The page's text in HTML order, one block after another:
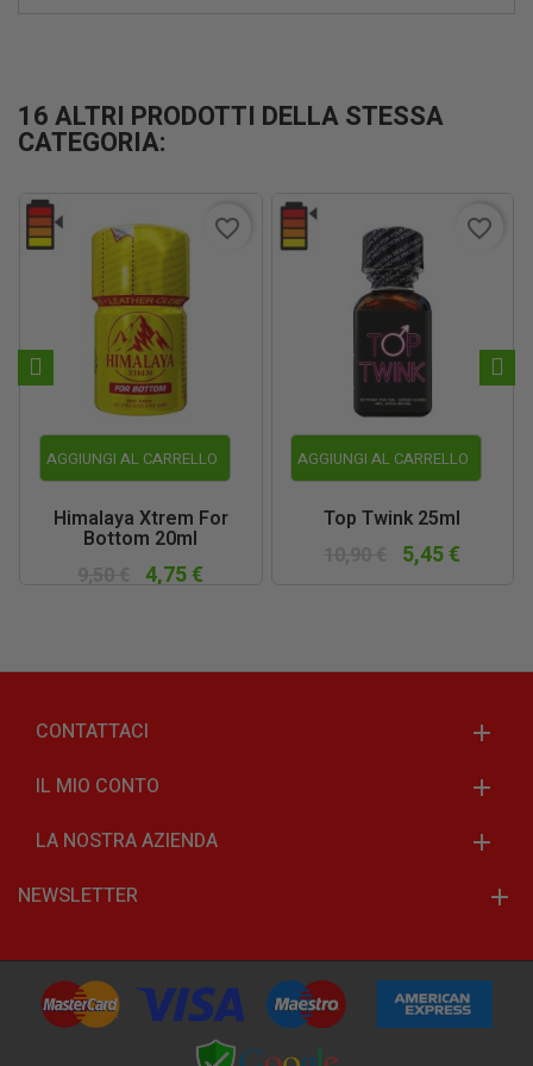
16 ALTRI PRODOTTI DELLA STESSA
CATEGORIA:
AGGIUNGI AL CARRELLO
Himalaya Xtrem For
Bottom 20ml
4,75 €
favorite_border
AGGIUNGI AL CARRELLO
Top Twink 25ml
5,45 €
favorite_border
CONTATTACI
IL MIO CONTO
LA NOSTRA AZIENDA
NEWSLETTER